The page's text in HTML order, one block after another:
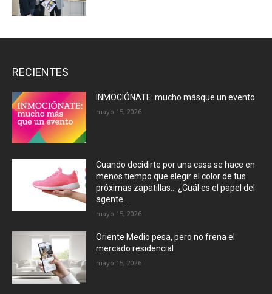
RECIENTES
INMOCIÓNATE: mucho másque un evento
mayo 15, 2026
Cuando decidirte por una casa se hace en
menos tiempo que elegir el color de tus
próximas zapatillas… ¿Cuál es el papel del
agente...
mayo 15, 2026
Oriente Medio pesa, pero no frena el
mercado residencial
mayo 15, 2026